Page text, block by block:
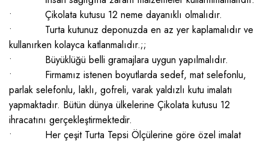
• Çikolata kutusu 12 neme dayanıklı olmalıdır.
• Turta kutunuz deponuzda en az yer kaplamalıdır ve
kullanırken kolayca katlanmalıdır.;;
• Büyüklüğü belli gramajlara uygun yapılmalıdır.
• Firmamız istenen boyutlarda sedef, mat selefonlu,
parlak selefonlu, laklı, gofreli, varak yaldızlı kutu imalatı
yapmaktadır. Bütün dünya ülkelerine Çikolata kutusu 12
ihracatını gerçekleştirmektedir.
• Her çeşit Turta Tepsi Ölçülerine göre özel imalat